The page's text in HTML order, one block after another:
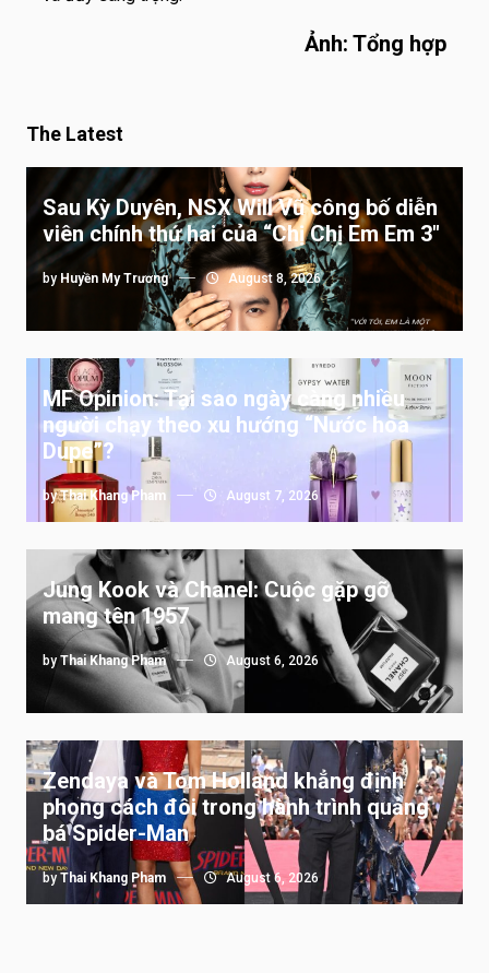
Ảnh: Tổng hợp
The Latest
Sau Kỳ Duyên, NSX Will Vũ công bố diễn
viên chính thứ hai của “Chị Chị Em Em 3″
by Huyền My Trương August 8, 2026
MF Opinion: Tại sao ngày càng nhiều
người chạy theo xu hướng “Nước hoa
Dupe”?
byThai Khang Pham August 7, 2026
Jung Kook và Chanel: Cuộc gặp gỡ
mang tên 1957
by Thai Khang Pham August 6, 2026
Zendaya và Tom Holland khẳng định
phong cách đôi trong hành trình quảng
bá Spider-Man
by Thai Khang Pham August 6, 2026